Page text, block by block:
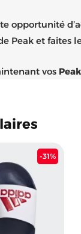
opportunité
Peak et faites
vos
-31%
:
Le
prix
est :